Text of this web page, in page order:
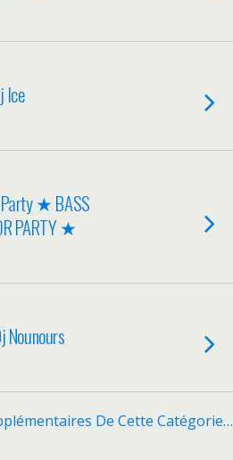
Ice
★ BASS
PARTY ★
Nounours
De Cette Catégorie…